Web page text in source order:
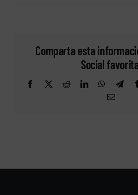
Comparta esta
Social
Facebook
X RedditLinkedIn
Correo